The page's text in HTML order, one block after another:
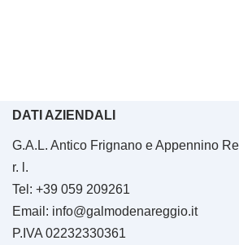
DATI AZIENDALI
G.A.L. Antico Frignano e Appennino
r. l.
Tel: +39 059 209261
Email: info@galmodenareggio.it
P.IVA 02232330361